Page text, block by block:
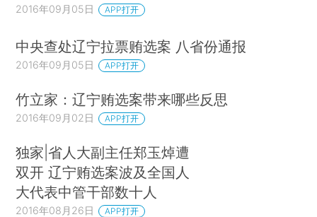
2016年09月05日 APP打开
中央查处辽宁拉票贿选案 八省份通报
2016年09月05日 APP打开
竹立家：辽宁贿选案带来哪些反思
2016年09月02日 APP打开
独家|省人大副主任郑玉焯遭
双开 辽宁贿选案波及全国人
大代表中管干部数十人
2016年08月26日 APP打开